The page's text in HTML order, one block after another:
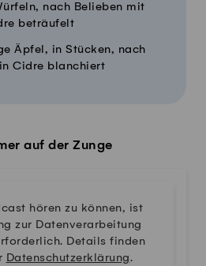
nach Belieben mit
beträufelt
Äpfel, in Stücken, nach
Cidre blanchiert
auf der Zunge
hören zu können, ist
zur Datenverarbeitung
Details finden
Datenschutzerklärung.